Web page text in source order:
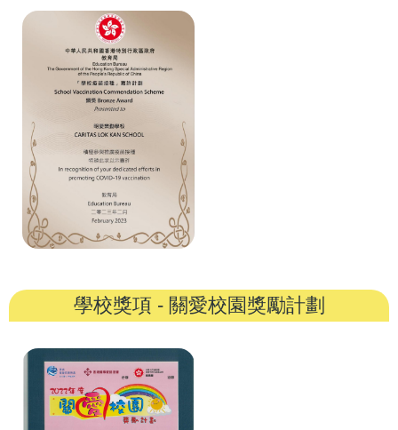
學校獎項 - 關愛校園獎勵計劃